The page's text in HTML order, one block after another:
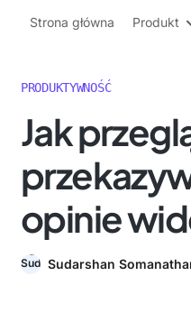
ClickUp Blog
Strona główna Produkt
PRODUKTYWNOŚĆ
Jak
opinie
Sudarshan